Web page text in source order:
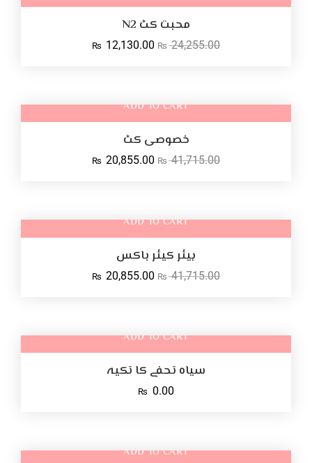
محبت کٹ N2
₨ 24,255.00
₨ 12,130.00
ADD TO CART
خصوصی کٹ
₨ 41,715.00
₨ 20,855.00
ADD TO CART
ہیئر کیئر باکس
₨ 41,715.00
₨ 20,855.00
ADD TO CART
سیاہ تحفے کا تکیہ
₨ 0.00
ADD TO CART